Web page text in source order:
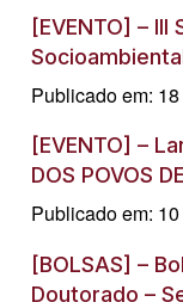
[EVENTO] –
Publicado em:
[EVENTO] –
DOS POVOS
Publicado em:
[BOLSAS] –
Doutorado –